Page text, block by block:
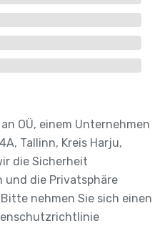
OÜ, einem Unternehmen
Tallinn, Kreis Harju,
die Sicherheit
und die Privatsphäre
nehmen Sie sich einen